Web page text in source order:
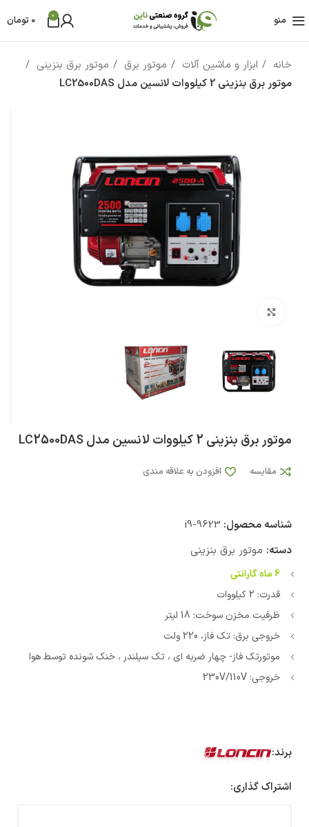
منو 0
0 تومان
خانه ابزار و ماشین آلات موتور برق
موتور برق بنزینی
موتور برق بنزینی 2 کیلووات لانسین مدل LC2500DAS
موتور برق بنزینی 2 کیلووات لانسین مدل LC2500DAS
مقایسه افزودن به علاقه مندی
شناسه محصول: i9-9623
دسته: موتور برق بنزینی
6 ماه گارانتی
قدرت: 2 کیلووات
ظرفیت مخزن سوخت: 18 لیتر
خروجی برق: تک فاز، 220 ولت
موتورتک فاز- چهار ضربه ای ، تک سیلندر ، خنک شونده توسط هوا
خروجی: 230V/110V
برند:
اشتراک گذاری: